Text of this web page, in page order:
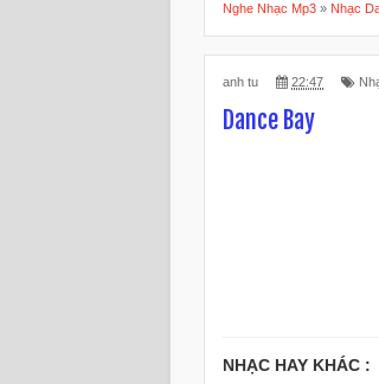
Nghe Nhạc Mp3 » Nhạc
anh tu 22:47
Dance Bay
NHẠC HAY KHÁC :